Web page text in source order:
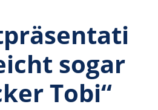
sogar
Tobi“